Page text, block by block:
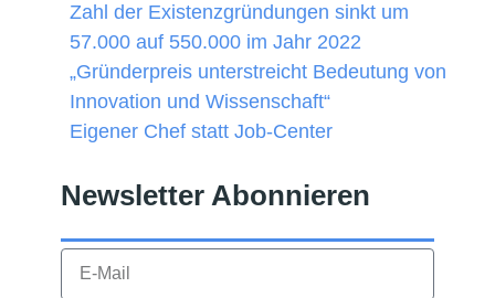
Zahl der Existenzgründungen sinkt um
57.000 auf 550.000 im Jahr 2022
„Gründerpreis unterstreicht Bedeutung von
Innovation und Wissenschaft“
Eigener Chef statt Job-Center
Newsletter Abonnieren​